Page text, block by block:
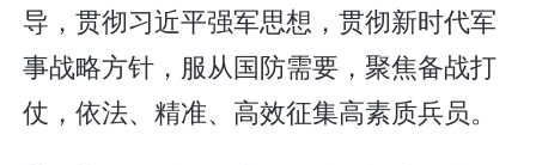
导，贯彻习近平强军思想，贯彻新时代军
事战略方针，服从国防需要，聚焦备战打
仗，依法、精准、高效征集高素质兵员。